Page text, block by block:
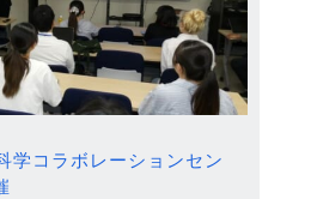
学コラボレーションセン